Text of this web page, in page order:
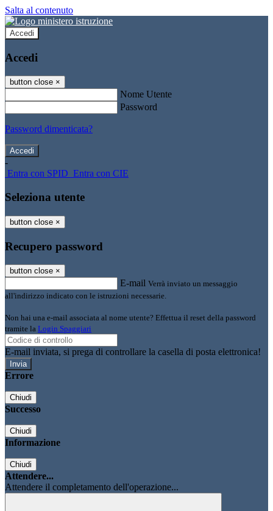
Salta al contenuto
Accedi
Accedi
button close ×
Nome Utente
Password
Password dimenticata?
-
Entra con SPID Entra con CIE
Seleziona utente
button close ×
Recupero password
button close ×
E-mail Verrà inviato un messaggio
all'indirizzo indicato con le istruzioni necessarie.
Non hai una e-mail associata al nome utente? Effettua il reset della password
tramite la Login Spaggiari
E-mail inviata, si prega di controllare la casella di posta elettronica!
Errore
Chiudi
Successo
Chiudi
Informazione
Chiudi
Attendere...
Attendere il completamento dell'operazione...